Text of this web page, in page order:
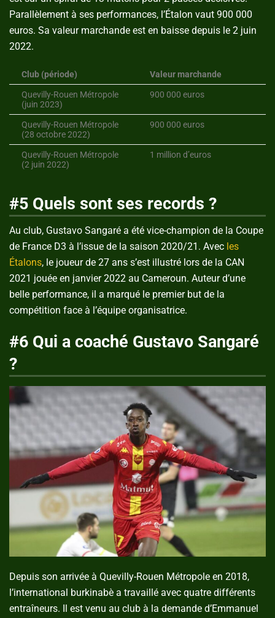
Parallèlement à ses performances, l’Étalon vaut 900 000
euros. Sa valeur marchande est en baisse depuis le 2 juin
2022.
Club (période) Valeur marchande
Quevilly-Rouen Métropole
(juin 2023)
900 000 euros
Quevilly-Rouen Métropole
(28 octobre 2022)
900 000 euros
Quevilly-Rouen Métropole
(2 juin 2022)
1 million d’euros
#5 Quels sont ses records ?
Au club, Gustavo Sangaré a été vice-champion de la Coupe
de France D3 à l’issue de la saison 2020/21. Avec les
Étalons, le joueur de 27 ans s’est illustré lors de la CAN
2021 jouée en janvier 2022 au Cameroun. Auteur d’une
belle performance, il a marqué le premier but de la
compétition face à l’équipe organisatrice.
#6 Qui a coaché Gustavo Sangaré
?
Depuis son arrivée à Quevilly-Rouen Métropole en 2018,
l’international burkinabè a travaillé avec quatre différents
entraîneurs. Il est venu au club à la demande d’Emmanuel